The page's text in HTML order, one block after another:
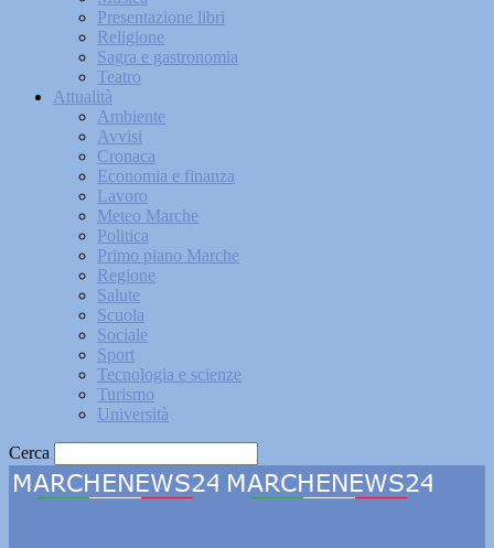
Presentazione libri
Religione
Sagra e gastronomia
Teatro
Attualità
Ambiente
Avvisi
Cronaca
Economia e finanza
Lavoro
Meteo Marche
Politica
Primo piano Marche
Regione
Salute
Scuola
Sociale
Sport
Tecnologia e scienze
Turismo
Università
Cerca